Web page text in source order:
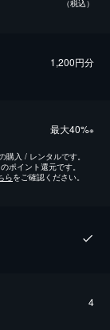
（税込）
1,200円分
最⼤40%※
入 / レンタルです。
ポイント還元です。
らをご確認ください。
4